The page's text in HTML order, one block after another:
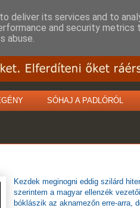
SÓHAJ A PADLÓRÓL
Kezdek meginogni eddig szilárd
szerintem a magyar ellenzék
bóklászik az aknamezőn erre-arra,
deliver its services and to
and security
abuse.